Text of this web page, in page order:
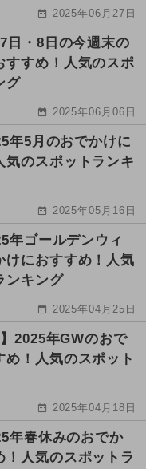
2025年06月27日
日・8日の今週末の
すすめ！人気のスポ
グ
2025年06月06日
年5月のおでかけに
気のスポットランキ
2025年05月16日
年ゴールデンウィ
けにおすすめ！人気
ンキング
2025年04月25日
】2025年GWのおで
め！人気のスポット
2025年04月18日
年春休みのおでか
！人気のスポットラ